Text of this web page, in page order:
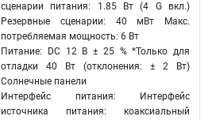
сценарии питания: 1.85 Вт (4 G вкл.)
Резервные сценарии: 40 мВт Макс.
потребляемая мощность: 6 Вт
Питание: DC 12 В ± 25 % *Только для
отладки 40 Вт (отклонения: ± 2 Вт)
Солнечные панели
Интерфейс питания: Интерфейс
источника питания: коаксиальный